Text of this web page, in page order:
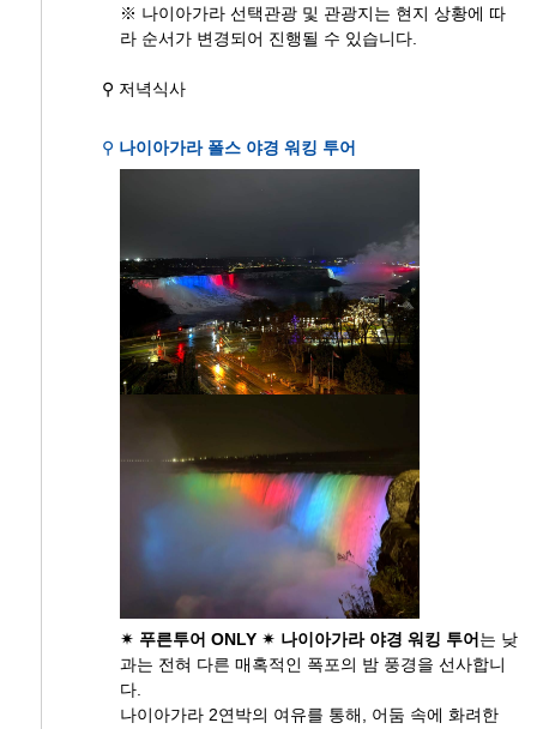
※ 나이아가라 선택관광 및 관광지는 현지 상황에 따
라 순서가 변경되어 진행될 수 있습니다.
⚲ 저녁식사
⚲ 나이아가라 폴스 야경 워킹 투어
✴ 푸른투어 ONLY ✴ 나이아가라 야경 워킹 투어 는 낮
과는 전혀 다른 매혹적인 폭포의 밤 풍경을 선사합니
다.
나이아가라 2연박의 여유를 통해, 어둠 속에 화려한